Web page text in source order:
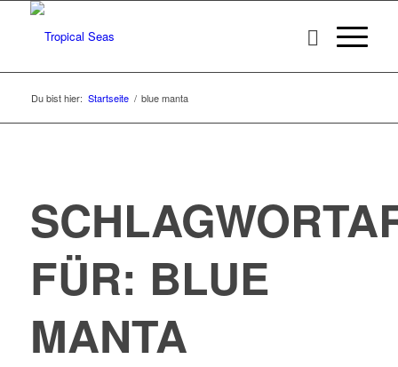
Du bist hier: Startseite / blue manta
FÜR: BLUE
MANTA